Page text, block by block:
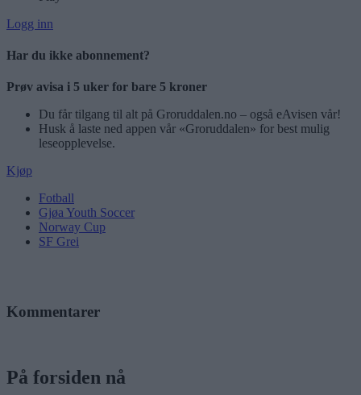
Logg inn
Har du ikke abonnement?
Prøv avisa i 5 uker for bare 5 kroner
Du får tilgang til alt på Groruddalen.no – også eAvisen vår!
Husk å laste ned appen vår «Groruddalen» for best mulig
leseopplevelse.
Kjøp
Fotball
Gjøa Youth Soccer
Norway Cup
SF Grei
Kommentarer
På forsiden nå